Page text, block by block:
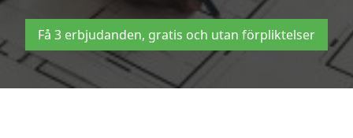
Få 3 erbjudanden, gratis och utan förpliktelser